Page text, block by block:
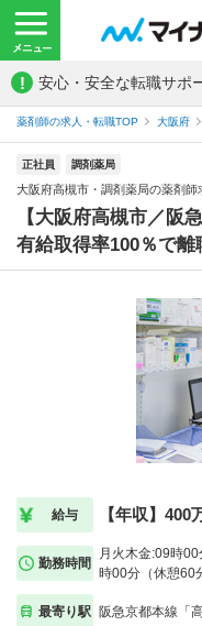
! 安心・安全な転職サポ
薬剤師の求人・転職TOP 大阪府
正社員 調剤薬局
大阪府高槻市・調剤薬局の薬剤師
【大阪府高槻市／阪
有給取得率100％で
給与 【年収】400
勤務時間
月火木金:09時
時00分（休憩60
最寄り駅 阪急京都本線「